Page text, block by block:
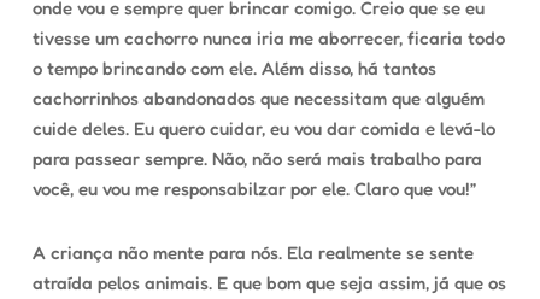
onde vou e sempre quer brincar comigo. Creio que se eu
tivesse um cachorro nunca iria me aborrecer, ficaria todo
o tempo brincando com ele. Além disso, há tantos
cachorrinhos abandonados que necessitam que alguém
cuide deles. Eu quero cuidar, eu vou dar comida e levá-lo
para passear sempre. Não, não será mais trabalho para
você, eu vou me responsabilzar por ele. Claro que vou!”
A criança não mente para nós. Ela realmente se sente
atraída pelos animais. E que bom que seja assim, já que os